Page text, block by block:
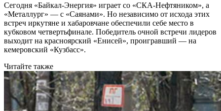
Сегодня «Байкал-Энергия» играет со «СКА-Нефтяником», а
«Металлург» — с «Саянами». Но независимо от исхода этих
встреч иркутяне и хабаровчане обеспечили себе место в
кубковом четвертьфинале. Победитель очной встречи лидеров
выходит на красноярский «Енисей», проигравший — на
кемеровский «Кузбасс».
Читайте также